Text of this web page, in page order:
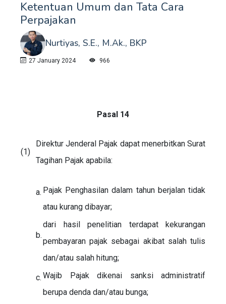
Ketentuan Umum dan Tata Cara
Perpajakan
Nurtiyas, S.E., M.Ak., BKP
27 January 2024 966
Pasal 14
(1)
Direktur Jenderal Pajak dapat menerbitkan Surat
Tagihan Pajak apabila:
a. Pajak Penghasilan dalam tahun berjalan tidak
atau kurang dibayar;
b.
dari hasil penelitian terdapat kekurangan
pembayaran pajak sebagai akibat salah tulis
dan/atau salah hitung;
c. Wajib Pajak dikenai sanksi administratif
berupa denda dan/atau bunga;